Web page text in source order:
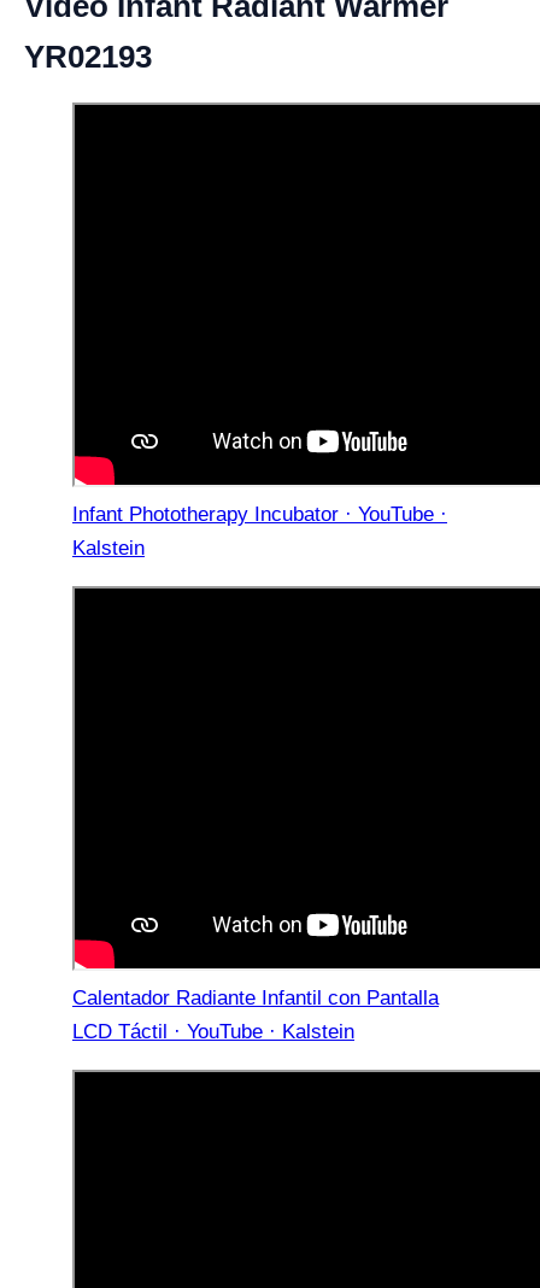
YR02193
Infant Phototherapy Incubator · YouTube ·
Kalstein
Calentador Radiante Infantil con Pantalla
LCD Táctil · YouTube · Kalstein